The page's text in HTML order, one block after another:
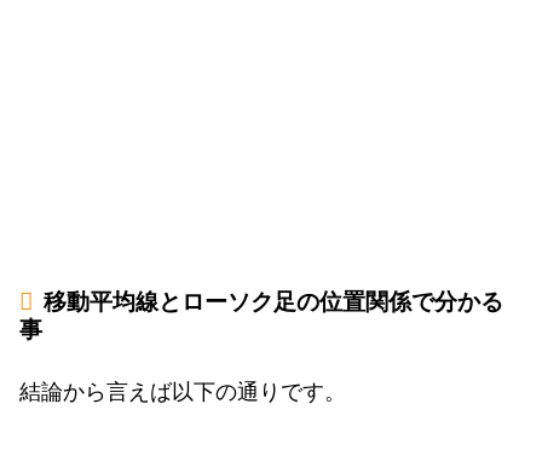
移動平均線とローソク足の位置関係で分かる
事
結論から言えば以下の通りです。